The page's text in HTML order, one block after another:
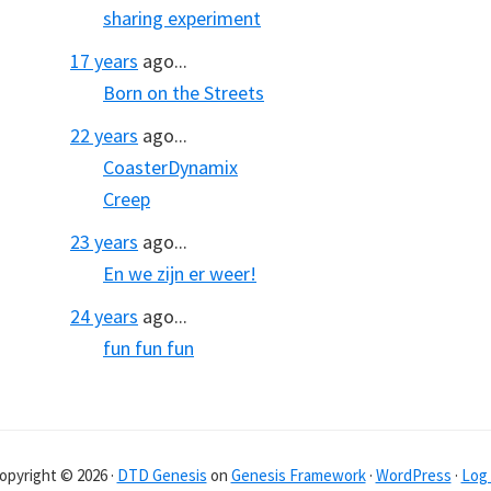
sharing experiment
17 years ago...
Born on the Streets
22 years ago...
CoasterDynamix
Creep
23 years ago...
En we zijn er weer!
24 years ago...
fun fun fun
© 2026 · DTD Genesis on Genesis Framework· WordPress · Log